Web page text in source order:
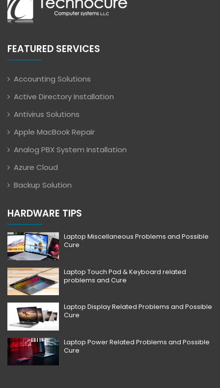
FEATURED SERVICES
Accounting Solutions
Active Directory Installation
Antivirus Solutions
Apple MacBook Repair
Analog PBX System Installation
Azure Cloud
Backup Solution
HARDWARE TIPS
Laptop Miscellaneous Problems and Possible
Cure
Laptop Touch Pad & Keyboard related
problems and Cure
Laptop Display Related Problems and Possible
Cure
Laptop Power Related Problems and Possible
Cure